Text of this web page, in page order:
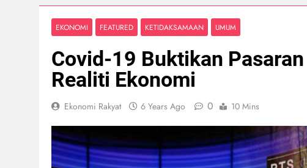
EKONOMI FEATURED KETIDAKSAMAAN UMUM
Covid-19 Buktikan
Realiti Ekonomi
Ekonomi Rakyat 6 Years Ago 0 10 Mins